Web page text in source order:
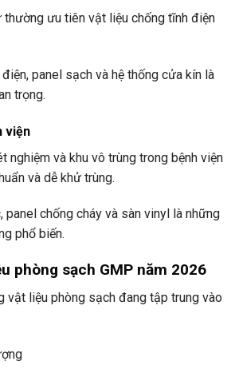
thường ưu tiên vật liệu chống tĩnh điện
panel sạch và hệ thống cửa kín là
trọng.
viện
nghiệm và khu vô trùng trong bệnh viện
và dễ khử trùng.
panel chống cháy và sàn vinyl là những
phổ biến.
phòng sạch GMP năm 2026
vật liệu phòng sạch đang tập trung vào